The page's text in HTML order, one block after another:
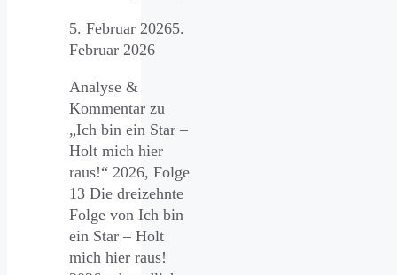
5. Februar 20265.
Februar 2026
Analyse &
Kommentar zu
„Ich bin ein Star –
Holt mich hier
raus!“ 2026, Folge
13 Die dreizehnte
Folge von Ich bin
ein Star – Holt
mich hier raus!